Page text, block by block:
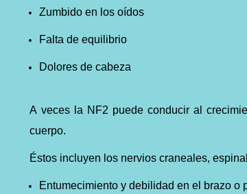
Zumbido en los oídos
Falta de equilibrio
Dolores de cabeza
A veces la NF2 puede conducir al
cuerpo.
Éstos incluyen los nervios craneales,
Entumecimiento y debilidad en el brazo o